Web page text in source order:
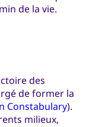
de la vie.
des
de former la
Constabulary).
milieux,